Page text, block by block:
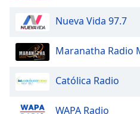
Style
Font
Nueva Vida 97.7
Maranatha Radio
Católica Radio
WAPA Radio